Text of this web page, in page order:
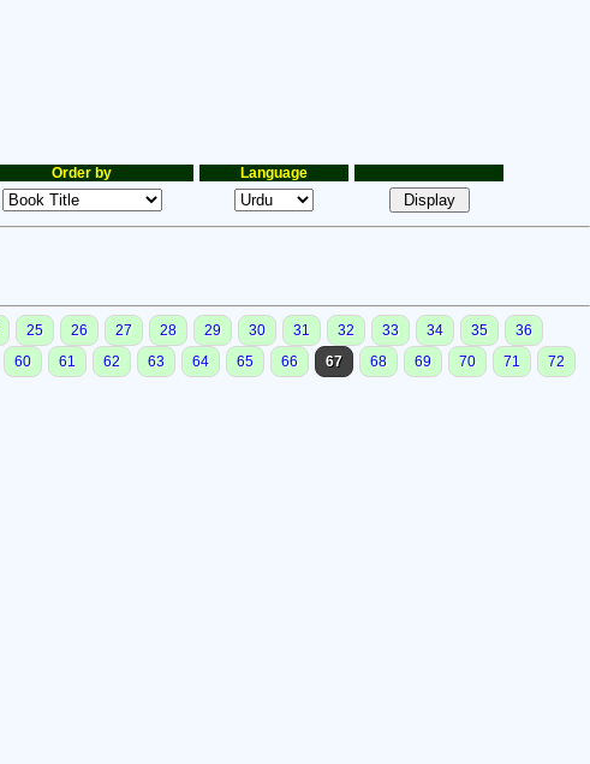
Order by Language
25 26 27 28 29 30 31 32 33 34 35
36
60 61 62 63 64 65 66 67 68 69 70 71
72